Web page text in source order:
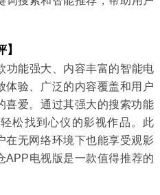
功能强大、内容丰富的智能电
体验、广泛的内容覆盖和用户
喜爱。通过其强大的搜索功能
松找到心仪的影视作品。此
在无网络环境下也能享受观影
APP电视版是一款值得推荐的